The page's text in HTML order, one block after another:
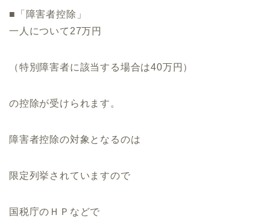
■「障害者控除」
一人について27万円
（特別障害者に該当する場合は40万円）
の控除が受けられます。
障害者控除の対象となるのは
限定列挙されていますので
国税庁のＨＰなどで